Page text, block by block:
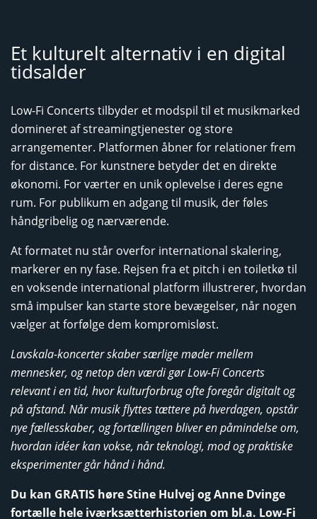
Et kulturelt alternativ i en digital
tidsalder
Low-Fi Concerts tilbyder et modspil til et musikmarked
domineret af streamingtjenester og store
arrangementer. Platformen åbner for relationer frem
for distance. For kunstnere betyder det en direkte
økonomi. For værter en unik oplevelse i deres egne
rum. For publikum en adgang til musik, der føles
håndgribelig og nærværende.
At formatet nu står overfor international skalering,
markerer en ny fase. Rejsen fra et pitch i en toiletkø til
en voksende international platform illustrerer, hvordan
små impulser kan starte store bevægelser, når nogen
vælger at forfølge dem kompromisløst.
Lavskala-koncerter skaber særlige møder mellem
mennesker, og netop den værdi gør Low-Fi Concerts
relevant i en tid, hvor kulturforbrug ofte foregår digitalt og
på afstand. Når musik flyttes tættere på hverdagen, opstår
nye fællesskaber, og fortællingen bliver en påmindelse om,
hvordan idéer kan vokse, når teknologi, mod og praktiske
eksperimenter går hånd i hånd.
Du kan GRATIS høre Stine Hulvej og Anne Dvinge
fortælle hele iværksætterhistorien om bl.a. Low-Fi